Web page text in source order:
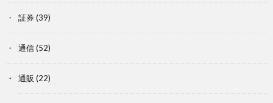
証券(39)
通信(52)
通販 (22)